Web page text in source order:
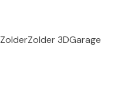
ZolderZolder 3DGarage